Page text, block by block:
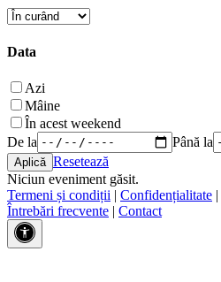
Data
Azi
Mâine
În acest weekend
De la
Până la
Resetează
Niciun eveniment găsit.
Termeni și condiții | Confidențialitate |
Întrebări frecvente | Contact